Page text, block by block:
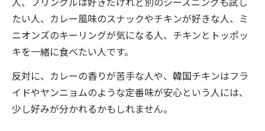
たい人、カレー風味のスナックやチキンが好きな人、ミ
ニオンズのキーリングが気になる人、チキンとトッポッ
キを一緒に食べたい人です。
反対に、カレーの香りが苦手な人や、韓国チキンはフラ
イドやヤンニョムのような定番味が安心という人には、
少し好みが分かれるかもしれません。